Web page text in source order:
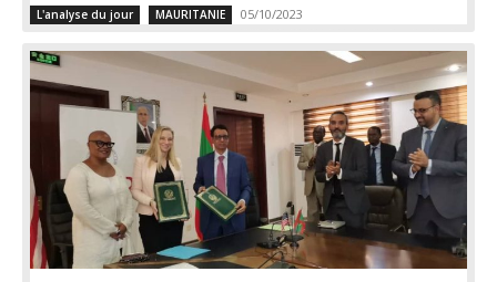
L'analyse du jour MAURITANIE 05/10/2023